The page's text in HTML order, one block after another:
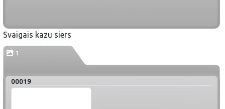
Svaigais kazu siers
1
00019